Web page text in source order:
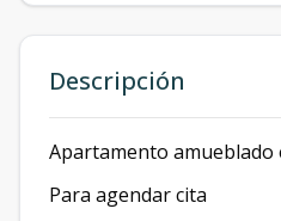
Descripción
Apartamento amueblado
Para agendar cita